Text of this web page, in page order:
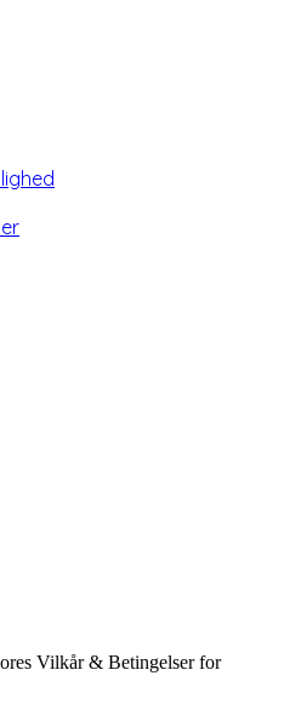
Vilkår & Betingelser for